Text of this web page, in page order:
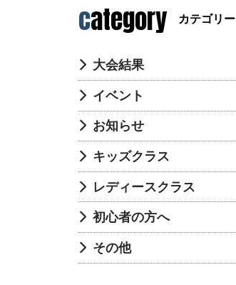
category カテゴリー
大会結果
イベント
お知らせ
キッズクラス
レディースクラス
初心者の方へ
その他